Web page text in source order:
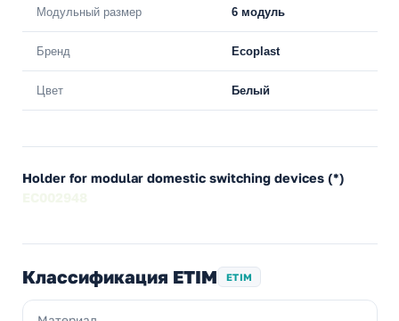
Модульный размер 6 модуль
Бренд Ecoplast
Цвет Белый
Holder for modular domestic switching devices (*)
Классификация ETIM ETIM